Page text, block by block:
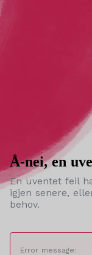
Å-nei, en
En uventet feil
igjen senere,
behov.
Error message: